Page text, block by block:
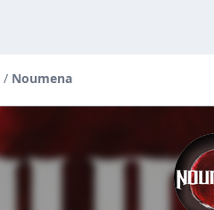
/ Noumena